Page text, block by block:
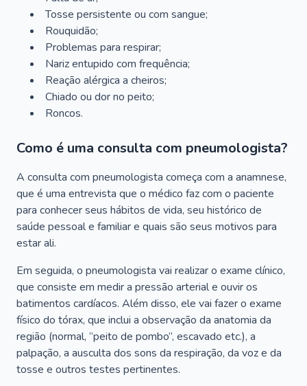
Tosse persistente ou com sangue;
Rouquidão;
Problemas para respirar;
Nariz entupido com frequência;
Reação alérgica a cheiros;
Chiado ou dor no peito;
Roncos.
Como é uma consulta com pneumologista?
A consulta com pneumologista começa com a anamnese,
que é uma entrevista que o médico faz com o paciente
para conhecer seus hábitos de vida, seu histórico de
saúde pessoal e familiar e quais são seus motivos para
estar ali.
Em seguida, o pneumologista vai realizar o exame clínico,
que consiste em medir a pressão arterial e ouvir os
batimentos cardíacos. Além disso, ele vai fazer o exame
físico do tórax, que inclui a observação da anatomia da
região (normal, “peito de pombo”, escavado etc.), a
palpação, a ausculta dos sons da respiração, da voz e da
tosse e outros testes pertinentes.